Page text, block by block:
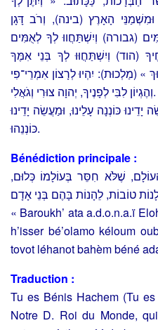
הָאָרֶץ (בינה), וְרֹב דָּגָן
(גבורה) וְיִשְׁתַּחֲווּ לְךָ לְאֻמִּים
(הוד) וְיִשְׁתַּחֲוּוּ לְךָ בְּנֵי אִמֶּךָ
» (מַלְכוּת): יִהְיוּ לְרָצוֹן אִמְרֵי־פִי
וְהֶגְיוֹן לִבִּי לְפָנֶיךָ, יְהוָה צוּרִי וְגֹאֲלִי.
יָדֵינוּ כּוֹנְנָה עָלֵינוּ, וּמַעֲשֵׂה יָדֵינוּ
כּוֹנְנֵהוּ.
Bénédiction principale :
שֶׁלֹּא חִסֵּר בְּעוֹלָמוֹ כְּלוּם,
טוֹבוֹת, לֵהָנוֹת בָּהֶם בְּנֵי אָדָם
« Baroukh’ ata a.d.o.n.a.ï
h’isser bé’olamo kéloum
tovot léhanot bahèm béné
Traduction :
Tu es Bénis Hachem (Tu
Notre D. Roi du Monde,